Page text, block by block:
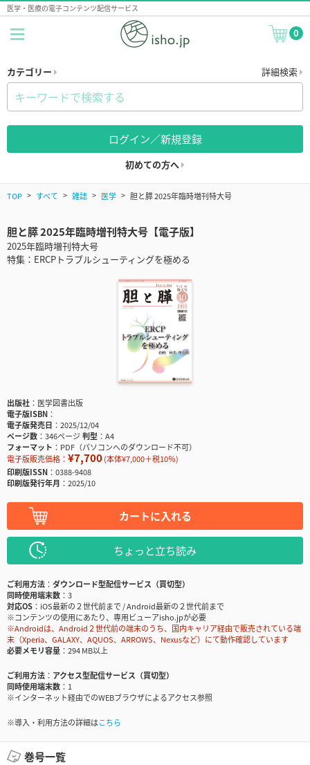
医学・医療の電子コンテンツ配信サービス
0
カテゴリー 詳細検索
ログイン／新規登録
初めての方へ
TOP すべて 雑誌 医学 胆と膵 2025年臨時増刊特大号
胆と膵 2025年臨時増刊特大号【電子版】
2025年臨時増刊特大号
特集：ERCPトラブルシューティングを極める
出版社
医学図書出版
電子版ISBN
電子版発売日
2025/12/04
ページ数
346ページ判型
A4
フォーマット
PDF（パソコンへのダウンロード不可）
電子版販売価格： ¥7,700(本体¥7,000＋税10％)
印刷版ISSN
0388-9408
印刷版発行年月
2025/10
カートに入れる
ちょっと立ち読み
ご利用方法
ダウンロード型配信サービス（買切型）
同時使用端末数
3
対応OS
iOS最新の２世代前まで / Android最新の２世代前まで
※コンテンツの使用にあたり、専用ビューアisho.jpが必要
※Androidは、Android２世代前の端末のうち、国内キャリア経由で販売されている端
末（Xperia、GALAXY、AQUOS、ARROWS、Nexusなど）にて動作確認しています
必要メモリ容量
294 MB以上
ご利用方法
アクセス型配信サービス（買切型）
同時使用端末数
1
※インターネット経由でのWEBブラウザによるアクセス参照
※導入・利用方法の詳細はこちら
巻号一覧